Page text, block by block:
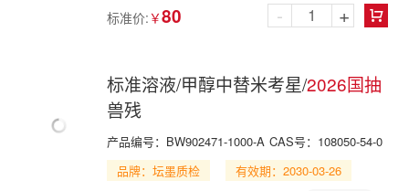
标准价: ￥80 
- +
标准溶液/甲醇中替米考星/2026国抽
兽残
产品编号： BW902471-1000-A CAS号： 108050-54-0
品牌：坛墨质检
有效期：2030-03-26